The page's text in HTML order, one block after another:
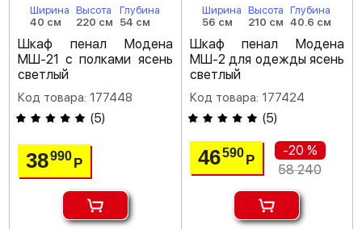
Ширина
40 см
Высота
220 см
Глубина
54 см
Шкаф пенал Модена
МШ-21 с полками ясень
светлый
Код товара: 177448
(5)
38990Р
Ширина
56 см
Высота
210 см
Глубина
40.6 см
Шкаф пенал Модена
МШ-2 для одежды ясень
светлый
Код товара: 177424
(5)
46590 Р
-20 %
58 240